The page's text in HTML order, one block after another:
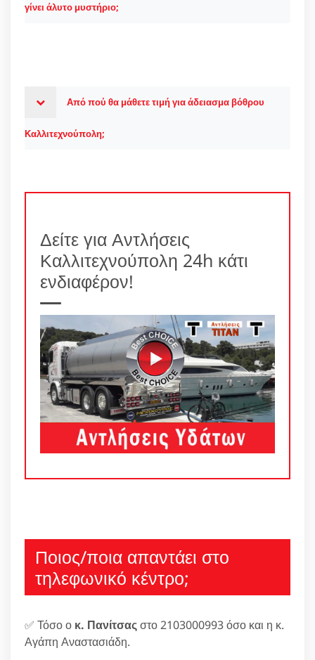
γίνει άλυτο μυστήριο;
Από πού θα μάθετε τιμή για άδειασμα βόθρου
Καλλιτεχνούπολη;
Δείτε για Αντλήσεις
Καλλιτεχνούπολη 24h κάτι
ενδιαφέρον!
Ποιος/ποια απαντάει στο
τηλεφωνικό κέντρο;
✅ Τόσο ο κ. Πανίτσαςστο 2103000993 όσο και η κ.
Αγάπη Αναστασιάδη.